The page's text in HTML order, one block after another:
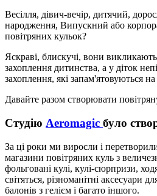
Весілля, дівич-вечір, дитячий,
народження, Випускний або
повітряних кульок?
Яскраві, блискучі, вони
захоплення дитинства, а у діток
захоплення, які запам'ятовуються
Давайте разом створювати
Студію Aeromagic було
За ці роки ми виросли і
магазини повітряних куль з
фольговані кулі, кулі-сюрпризи,
світяться, різноманітні аксесуари
балонів з гелієм і багато іншого.